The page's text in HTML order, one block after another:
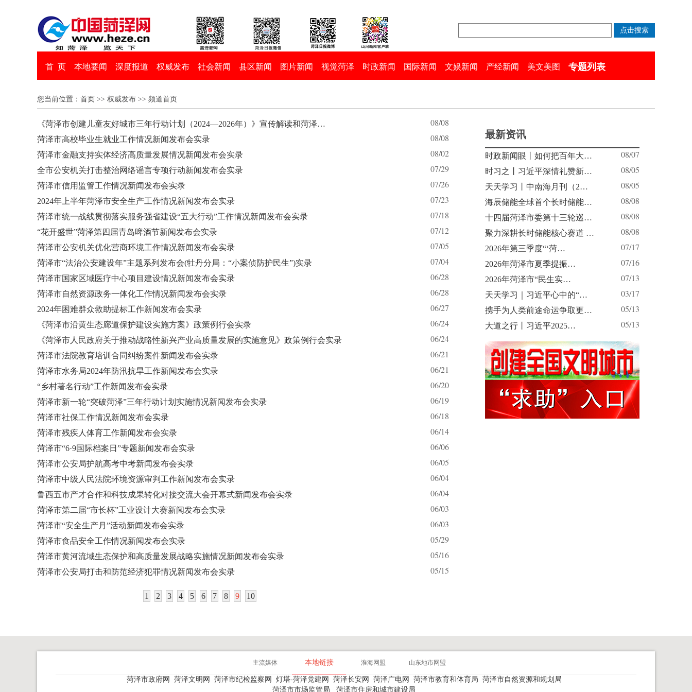
首 页 本地要闻 深度报道 权威发布 社会新闻 县区新闻 图片新闻 视觉菏泽 时政新闻 国际新闻 文娱新闻 产经新闻 美文美图 专题列表
您当前位置： 首页 >> 权威发布 >> 频道首页
《菏泽市创建儿童友好城市三年行动计划（2024—2026年）》宣传解读和菏泽… 08/08
菏泽市高校毕业生就业工作情况新闻发布会实录 08/08
菏泽市金融支持实体经济高质量发展情况新闻发布会实录 08/02
全市公安机关打击整治网络谣言专项行动新闻发布会实录 07/29
菏泽市信用监管工作情况新闻发布会实录 07/26
2024年上半年菏泽市安全生产工作情况新闻发布会实录 07/23
菏泽市统一战线贯彻落实服务强省建设“五大行动”工作情况新闻发布会实录 07/18
“花开盛世”菏泽第四届青岛啤酒节新闻发布会实录 07/12
菏泽市公安机关优化营商环境工作情况新闻发布会实录 07/05
菏泽市“法治公安建设年”主题系列发布会(牡丹分局：“小案侦防护民生”)实录 07/04
菏泽市国家区域医疗中心项目建设情况新闻发布会实录 06/28
菏泽市自然资源政务一体化工作情况新闻发布会实录 06/28
2024年困难群众救助提标工作新闻发布会实录 06/27
《菏泽市沿黄生态廊道保护建设实施方案》政策例行会实录 06/24
《菏泽市人民政府关于推动战略性新兴产业高质量发展的实施意见》政策例行会实录 06/24
菏泽市法院教育培训合同纠纷案件新闻发布会实录 06/21
菏泽市水务局2024年防汛抗旱工作新闻发布会实录 06/21
“乡村著名行动”工作新闻发布会实录 06/20
菏泽市新一轮“突破菏泽”三年行动计划实施情况新闻发布会实录 06/19
菏泽市社保工作情况新闻发布会实录 06/18
菏泽市残疾人体育工作新闻发布会实录 06/14
菏泽市“6·9国际档案日”专题新闻发布会实录 06/06
菏泽市公安局护航高考中考新闻发布会实录 06/05
菏泽市中级人民法院环境资源审判工作新闻发布会实录 06/04
鲁西五市产才合作和科技成果转化对接交流大会开幕式新闻发布会实录 06/04
菏泽市第二届“市长杯”工业设计大赛新闻发布会实录 06/03
菏泽市“安全生产月”活动新闻发布会实录 06/03
菏泽市食品安全工作情况新闻发布会实录 05/29
菏泽市黄河流域生态保护和高质量发展战略实施情况新闻发布会实录 05/16
菏泽市公安局打击和防范经济犯罪情况新闻发布会实录 05/15
1 2 3 4 5 6 7 8 9 10
最新资讯
时政新闻眼丨如何把百年大… 08/07
时习之丨习近平深情礼赞新… 08/05
天天学习丨中南海月刊（2… 08/05
海辰储能全球首个长时储能… 08/08
十四届菏泽市委第十三轮巡… 08/08
聚力深耕长时储能核心赛道 … 08/08
2026年第三季度“‘菏… 07/17
2026年菏泽市夏季提振… 07/16
2026年菏泽市“民生实… 07/13
天天学习｜习近平心中的“… 03/17
携手为人类前途命运争取更… 05/13
大道之行丨习近平2025… 05/13
主流媒体 本地链接 淮海网盟 山东地市网盟
菏泽市政府网 菏泽文明网 菏泽市纪检监察网 灯塔-菏泽党建网 菏泽长安网 菏泽广电网 菏泽市教育和体育局 菏泽市自然资源和规划局
菏泽市市场监管局
菏泽市住房和城市建设局